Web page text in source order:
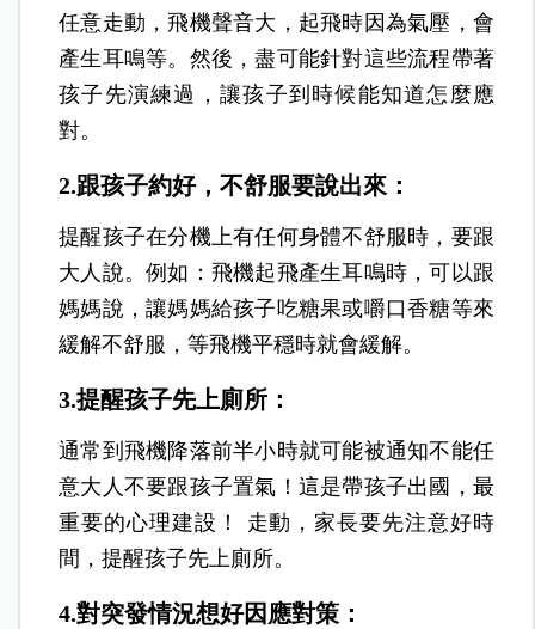
任意走動，飛機聲音大，起飛時因為氣壓，會
產生耳鳴等。然後，盡可能針對這些流程帶著
孩子先演練過，讓孩子到時候能知道怎麼應
對。
2.跟孩子約好，不舒服要說出來：
提醒孩子在分機上有任何身體不舒服時，要跟
大人說。例如：飛機起飛產生耳鳴時，可以跟
媽媽說，讓媽媽給孩子吃糖果或嚼口香糖等來
緩解不舒服，等飛機平穩時就會緩解。
3.提醒孩子先上廁所：
通常到飛機降落前半小時就可能被通知不能任
意大人不要跟孩子置氣！這是帶孩子出國，最
重要的心理建設！ 走動，家長要先注意好時
間，提醒孩子先上廁所。
4.對突發情況想好因應對策：